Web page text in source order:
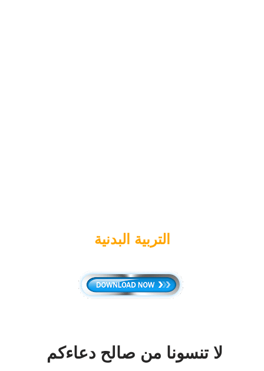
التربية البدنية
لا تنسونا من صالح دعاءكم